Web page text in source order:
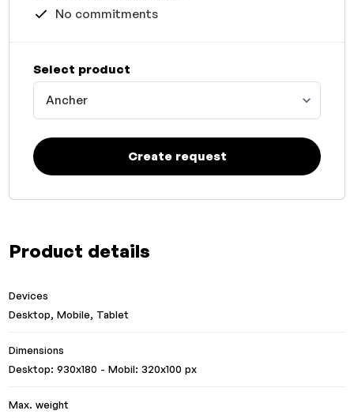
Product details
Devices
Desktop, Mobile, Tablet
Dimensions
Desktop: 930x180 - Mobil: 320x100 px
Max. weight
No commitments
Select product
Ancher
Create request